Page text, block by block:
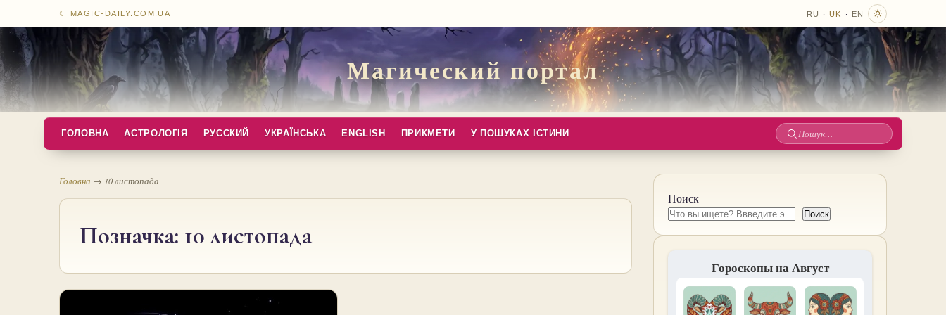
☾ MAGIC-DAILY.COM.UA RU · UK · EN
Магический портал
ГОЛОВНА АСТРОЛОГІЯ РУССКИЙ УКРАЇНСЬКА ENGLISH ПРИКМЕТИ У ПОШУКАХ ІСТИНИ
Пошук
Головна → 10 листопада
Позначка: 10 листопада
Поиск
Поиск
Гороскопы на Август